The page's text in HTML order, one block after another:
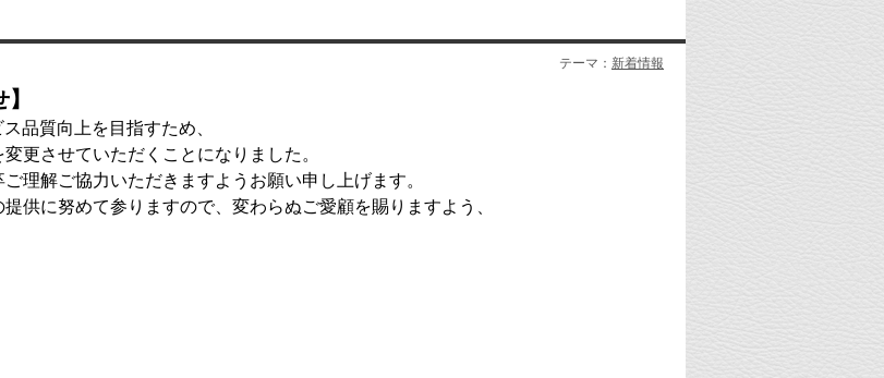
テーマ： 新着情報
品質向上を目指すため、
更させていただくことになりました。
理解ご協力いただきますようお願い申し上げます。
供に努めて参りますので、変わらぬご愛顧を賜りますよう、